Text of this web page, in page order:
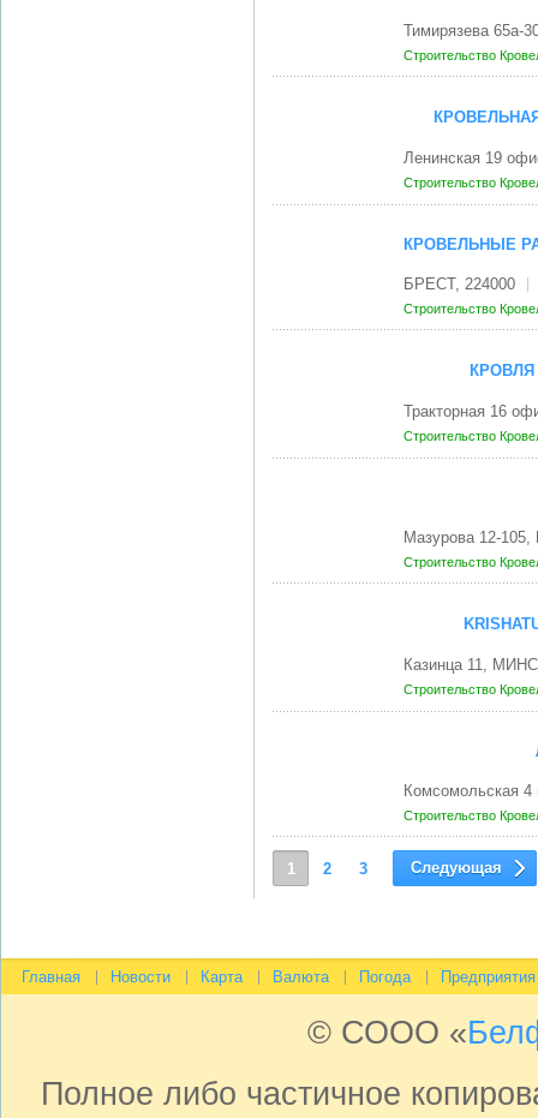
Тимирязева 65а-
Строительство
Ленинская 19
Строительство
КРОВЕЛЬНЫЕ
БРЕСТ, 224000
Строительство
Тракторная 16
Строительство
Мазурова 12-
Строительство
Казинца 11,
Строительство
Комсомольская
Строительство
1 2 3 Следующая
Главная Новости Карта Валюта Погода Предприятия
© СООО «
Полное либо частичное